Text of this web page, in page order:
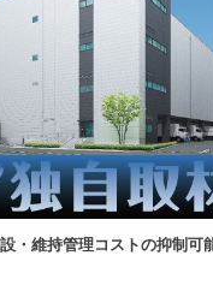
設・維持管理コストの抑制可